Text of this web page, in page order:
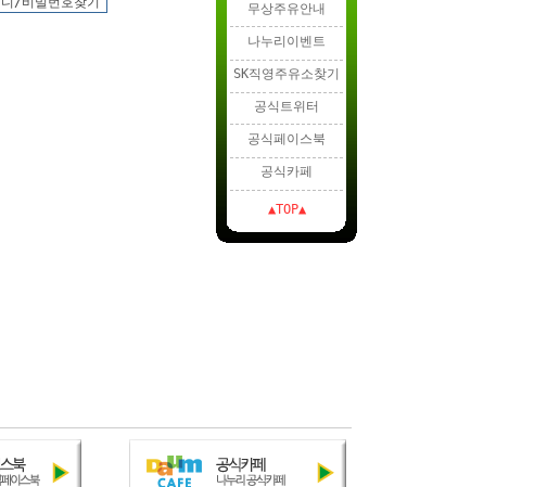
무상주유안내
나누리이벤트
SK직영주유소찾기
공식트위터
공식페이스북
공식카페
▲TOP▲